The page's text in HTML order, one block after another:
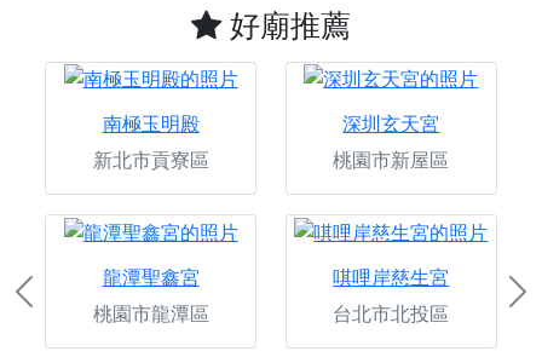
好廟推薦
南極玉明殿
新北市貢寮區
深圳玄天宮
桃園市新屋區
龍潭聖鑫宮
桃園市龍潭區
唭哩岸慈生宮
台北市北投區
Previous